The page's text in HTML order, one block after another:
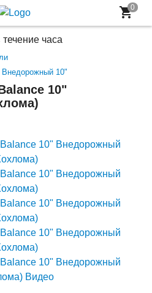
Внедорожный 10"
10"